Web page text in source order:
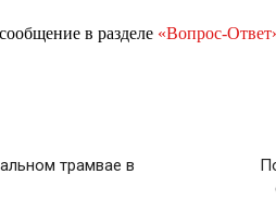
в разделе «Вопрос-
трамвае в